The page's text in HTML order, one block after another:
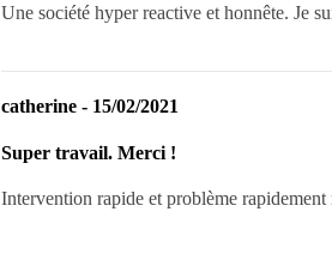
Une société hyper reactive et honnête. Je
catherine - 15/02/2021
Super travail. Merci !
Intervention rapide et problème